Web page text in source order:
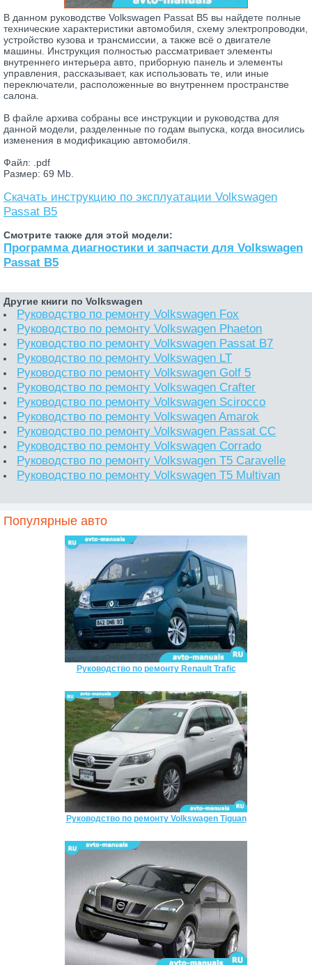
В данном руководстве Volkswagen Passat B5 вы найдете полные
технические характеристики автомобиля, схему электропроводки,
устройство кузова и трансмиссии, а также всё о двигателе
машины. Инструкция полностью рассматривает элементы
внутреннего интерьера авто, приборную панель и элементы
управления, рассказывает, как использовать те, или иные
переключатели, расположенные во внутреннем пространстве
салона.
В файле архива собраны все инструкции и руководства для
данной модели, разделенные по годам выпуска, когда вносились
изменения в модификацию автомобиля.
Файл: .pdf
Размер: 69 Mb.
Скачать инструкцию по эксплуатации Volkswagen
Passat B5
Смотрите также для этой модели:
Программа диагностики и запчасти для Volkswagen
Passat B5
Другие книги по Volkswagen
Руководство по ремонту Volkswagen Fox
Руководство по ремонту Volkswagen Phaeton
Руководство по ремонту Volkswagen Passat B7
Руководство по ремонту Volkswagen LT
Руководство по ремонту Volkswagen Golf 5
Руководство по ремонту Volkswagen Crafter
Руководство по ремонту Volkswagen Scirocco
Руководство по ремонту Volkswagen Amarok
Руководство по ремонту Volkswagen Passat CC
Руководство по ремонту Volkswagen Corrado
Руководство по ремонту Volkswagen T5 Caravelle
Руководство по ремонту Volkswagen T5 Multivan
Популярные авто
Руководство по ремонту Renault Trafic
Руководство по ремонту Volkswagen Tiguan